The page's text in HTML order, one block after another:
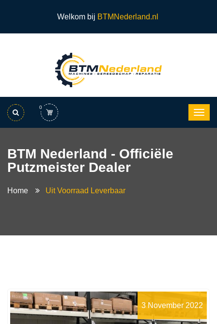
Welkom bij BTMNederland.nl
0
BTM Nederland - Officiële
Putzmeister Dealer
Home Uit Voorraad Leverbaar
3 November 2022